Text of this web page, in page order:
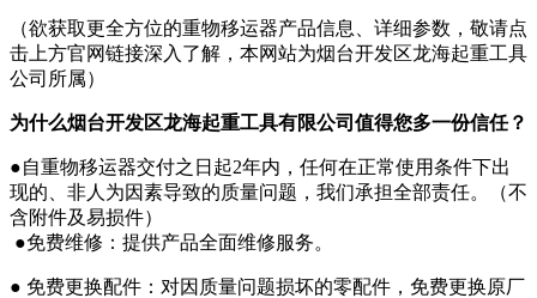
（欲获取更全方位的重物移运器产品信息、详细参数，敬请点
击上方官网链接深入了解，本网站为烟台开发区龙海起重工具
公司所属）
为什么烟台开发区龙海起重工具有限公司 值得您多一份信任？
●自重物移运器交付之日起2年内，任何在正常使用条件下出
现的、非人为因素导致的质量问题，我们承担全部责任。（不
含附件及易损件）
●免费维修：提供产品全面维修服务。
● 免费更换配件：对因质量问题损坏的零配件，免费更换原厂